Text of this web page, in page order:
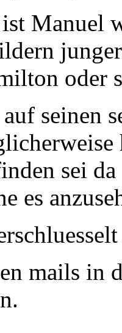
Manuel
oder
seinen
sei
es
mails in